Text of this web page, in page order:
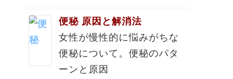
便秘 原因と解消法
女性が慢性的に悩みがちな
便秘について。便秘のパタ
ーンと原因